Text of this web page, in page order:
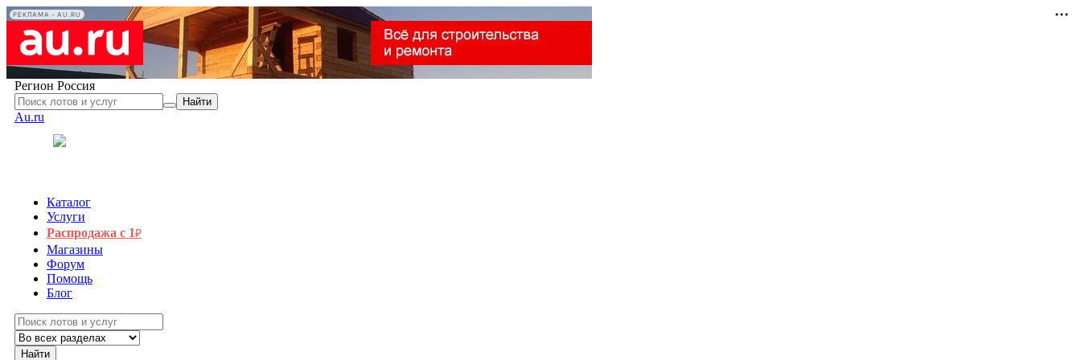
РЕКЛАМА • AU.RU
Регион Россия
Найти
Au.ru
Каталог
Услуги
Распродажа с 1₽
Магазины
Форум
Помощь
Блог
Найти